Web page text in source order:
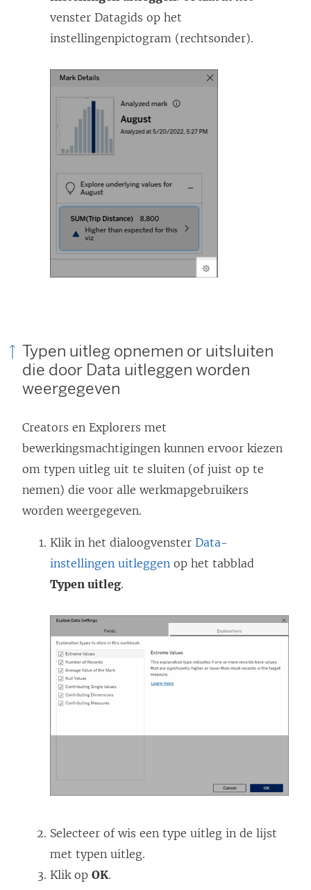
venster Datagids op het
instellingenpictogram (rechtsonder).
Typen uitleg opnemen or uitsluiten
die door Data uitleggen worden
weergegeven
Creators en Explorers met
bewerkingsmachtigingen kunnen ervoor kiezen
om typen uitleg uit te sluiten (of juist op te
nemen) die voor alle werkmapgebruikers
worden weergegeven.
Klik in het dialoogvenster Data-
instellingen uitleggen op het tabblad
Typen uitleg.
Selecteer of wis een type uitleg in de lijst
met typen uitleg.
Klik op OK.